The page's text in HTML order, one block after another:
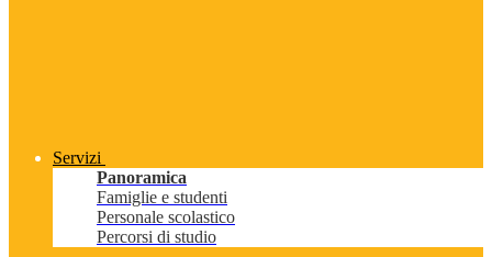
Servizi
Panoramica
Famiglie e studenti
Personale scolastico
Percorsi di studio